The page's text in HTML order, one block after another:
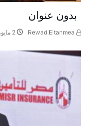
‫بدون عنوان‬
2 مايو، 2026